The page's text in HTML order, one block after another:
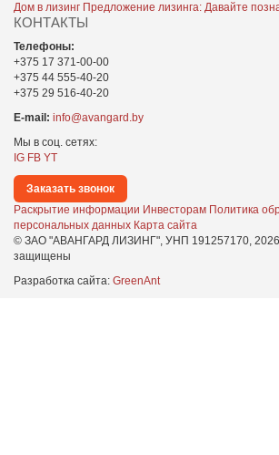
Дом в лизинг Предложение лизинга: Давайте
КОНТАКТЫ
Телефоны:
+375 17 371-00-00
+375 44 555-40-20
+375 29 516-40-20
E-mail: info@avangard.by
Мы в соц. сетях:
IG FB YT
Заказать звонок
Раскрытие информации Инвесторам Политика
персональных данных Карта сайта
© ЗАО "АВАНГАРД ЛИЗИНГ", УНП 191257170, 2026
защищены
Разработка сайта: GreenAnt